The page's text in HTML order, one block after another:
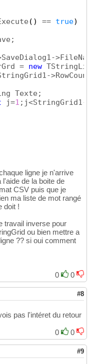
( ) == true)
=
new
Texte;
j=1 ;j<StringGrid1-
+=
)
ligne je n'arrive
de la boite de
CSV puis que je
ma liste de mot rangé
doit !
travail inverse pour
ou bien mettre a
?? si oui comment
0
0
#8
pas l'intéret du retour
0
0
#9